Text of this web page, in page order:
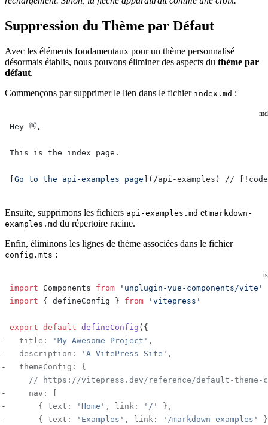
Suppression du Thème par Défaut
Avec les éléments fondamentaux pour un thème personnalisé
désormais établis, nous pouvons éliminer des aspects du thème par
défaut.
Commençons par supprimer le lien dans le fichier index.md :
md
Hey 👋,
This is the index page.
Go to the api-examples page ]( /api-examples ) //
Ensuite, supprimons les fichiers api-examples.md et markdown-
examples.md du répertoire racine.
Enfin, éliminons les lignes de thème associées dans le fichier
config.mts :
ts
import Components from 'unplugin-vue-components/vite'
import { defineConfig } from 'vitepress'
export default defineConfig ({
  title:
'My Awesome Project' ,
  description:
'A VitePress Site' ,
  themeConfig: {
// https://vitepress.dev/reference/default-theme-
    nav: [
      { text:
'Home' , link: '/'
},
      { text:
'Examples' , link: '/markdown-examples'